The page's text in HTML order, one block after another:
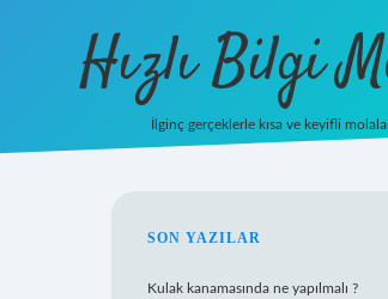
Hızlı Bilgi
İlginç gerçeklerle kısa ve keyifli
SIDEBAR
SON YAZILAR
Kulak kanamasında ne yapılmalı ?